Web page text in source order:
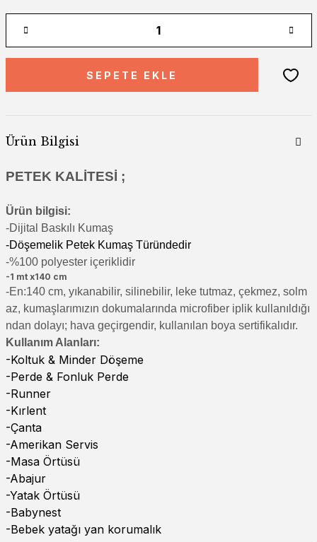
SEPETE EKLE
Ürün Bilgisi
PETEK KALİTESİ ;
Ürün bilgisi:
-Dijital Baskılı Kumaş
-Döşemelik Petek Kumaş Türündedir
-%100 polyester içeriklidir
-1 mt x140 cm
-En:140 cm, yıkanabilir, silinebilir, leke tutmaz, çekmez, solm
az, kumaşlarımızın dokumalarında microfiber iplik kullanıldığı
ndan dolayı; hava geçirgendir, kullanılan boya sertifikalıdır.
Kullanım Alanları:
-Koltuk & Minder Döşeme
-Perde & Fonluk Perde
-Runner
-Kırlent
-Çanta
-Amerikan Servis
-Masa Örtüsü
-Abajur
-Yatak Örtüsü
-Babynest
-Bebek yatağı yan korumalık